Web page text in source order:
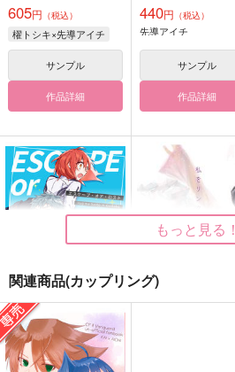
605円 （税込）
櫂トシキ×先導アイチ
サンプル
作品詳細
440円 （税込）
先導アイチ
サンプル
作品詳細
ESCAPE or LOST
カコハコ
もっと見る！
関連商品(カップリング)